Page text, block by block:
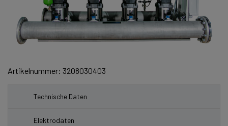
Artikelnummer: 3208030403
Technische Daten
Elektrodaten